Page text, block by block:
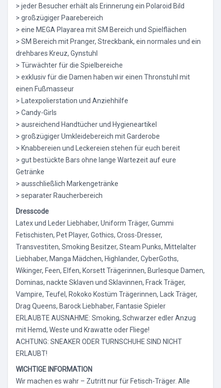
> jeder Besucher erhält als Erinnerung ein Polaroid Bild
> großzügiger Paarebereich
> eine MEGA Playarea mit SM Bereich und Spielflächen
> SM Bereich mit Pranger, Streckbank, ein normales und ein
drehbares Kreuz, Gynstuhl
> Türwächter für die Spielbereiche
> exklusiv für die Damen haben wir einen Thronstuhl mit
einen Fußmasseur
> Latexpolierstation und Anziehhilfe
> Candy-Girls
> ausreichend Handtücher und Hygieneartikel
> großzügiger Umkleidebereich mit Garderobe
> Knabbereien und Leckereien stehen für euch bereit
> gut bestückte Bars ohne lange Wartezeit auf eure
Getränke
> ausschließlich Markengetränke
> separater Raucherbereich
Dresscode
Latex und Leder Liebhaber, Uniform Träger, Gummi
Fetischisten, Pet Player, Gothics, Cross-Dresser,
Transvestiten, Smoking Besitzer, Steam Punks, Mittelalter
Liebhaber, Manga Mädchen, Highlander, CyberGoths,
Wikinger, Feen, Elfen, Korsett Trägerinnen, Burlesque Damen,
Dominas, nackte Sklaven und Sklavinnen, Frack Träger,
Vampire, Teufel, Rokoko Kostüm Trägerinnen, Lack Träger,
Drag Queens, Barock Liebhaber, Fantasie Spieler
ERLAUBTE AUSNAHME: Smoking, Schwarzer edler Anzug
mit Hemd, Weste und Krawatte oder Fliege!
ACHTUNG: SNEAKER ODER TURNSCHUHE SIND NICHT
ERLAUBT!
WICHTIGE INFORMATION
Wir machen es wahr – Zutritt nur für Fetisch-Träger. Alle